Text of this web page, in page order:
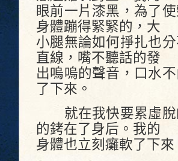
眼前一片漆黑，為了
身體蹦得緊緊的，大
小腿無論如何掙扎也
直線，嘴不聽話的發
出嗚嗚的聲音，口水
了下來。
就在我快要累虛脫
的銬在了身后。我的
身體也立刻癱軟了下來